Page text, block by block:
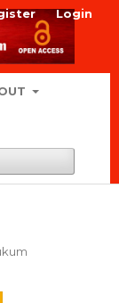
Login